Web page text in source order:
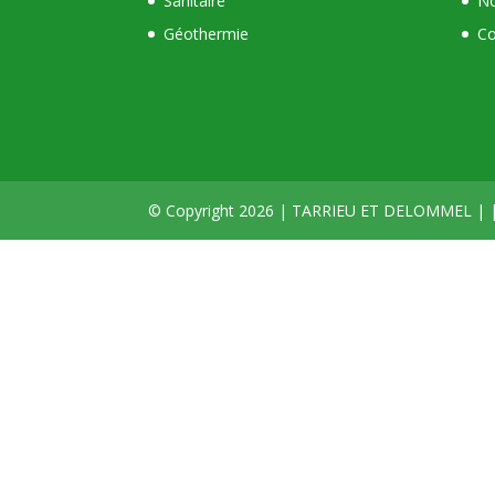
Géothermie
© Copyright 2026 | TARRIEU ET DELOMMEL